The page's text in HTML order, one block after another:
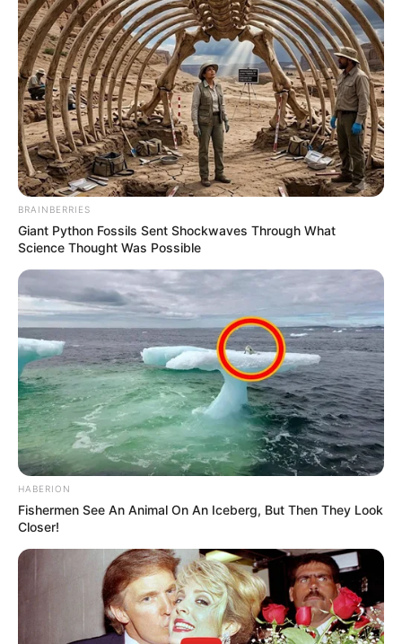
BRAINBERRIES
Giant Python Fossils Sent Shockwaves Through What
Science Thought Was Possible
HABERION
Fishermen See An Animal On An Iceberg, But Then They Look
Closer!